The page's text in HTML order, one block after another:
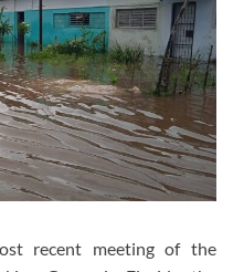
recent meeting of the